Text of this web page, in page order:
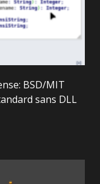
BSD/MIT
sans DLL